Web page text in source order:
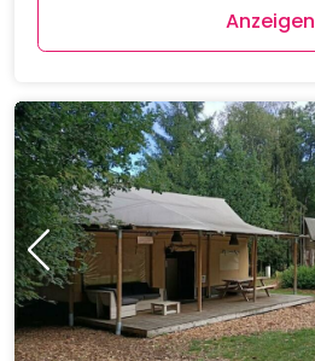
Anzeigen